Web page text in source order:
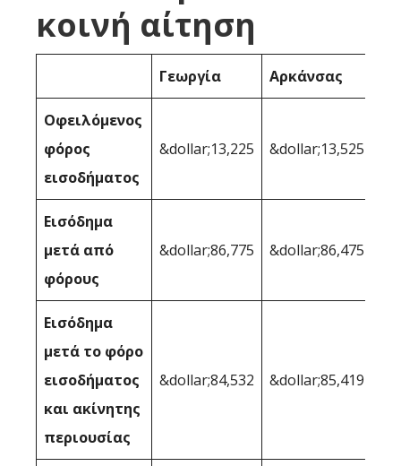
κοινή αίτηση
Γεωργία Αρκάνσας
Οφειλόμενος
φόρος
εισοδήματος
&dollar;13,225 &dollar;13,525
Εισόδημα
μετά από
φόρους
&dollar;86,775 &dollar;86,475
Εισόδημα
μετά το φόρο
εισοδήματος
και ακίνητης
περιουσίας
&dollar;84,532 &dollar;85,419